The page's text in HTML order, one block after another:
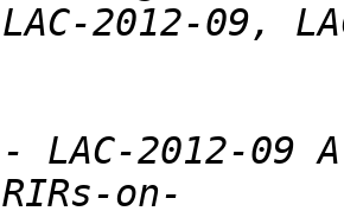
RIRs-on-